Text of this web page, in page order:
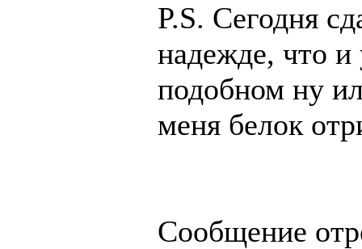
P.S. Сегодня
надежде, что и
подобном ну
меня белок
Сообщение